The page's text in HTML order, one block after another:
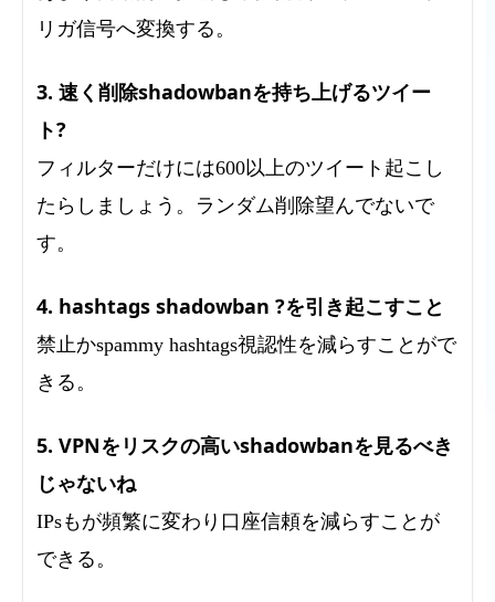
リガ信号へ変換する。
3. 速く削除shadowbanを持ち上げるツイー
ト?
フィルターだけには600以上のツイート起こし
たらしましょう。ランダム削除望んでないで
す。
4. hashtags shadowban ?を引き起こすこと
禁止かspammy hashtags視認性を減らすことがで
きる。
5. VPNをリスクの高いshadowbanを見るべき
じゃないね
IPsもが頻繁に変わり口座信頼を減らすことが
できる。